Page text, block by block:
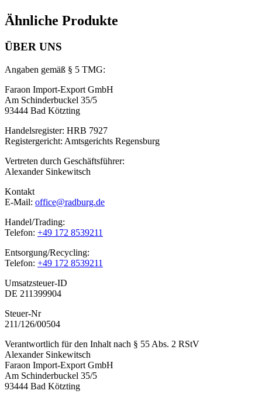
Ähnliche Produkte
ÜBER UNS
Angaben gemäß § 5 TMG:
Faraon Import-Export GmbH
Am Schinderbuckel 35/5
93444 Bad Kötzting
Handelsregister: HRB 7927
Registergericht: Amtsgerichts Regensburg
Vertreten durch Geschäftsführer:
Alexander Sinkewitsch
Kontakt
E-Mail: office@radburg.de
Handel/Trading:
Telefon: +49 172 8539211
Entsorgung/Recycling:
Telefon: +49 172 8539211
Umsatzsteuer-ID
DE 211399904
Steuer-Nr
211/126/00504
Verantwortlich für den Inhalt nach § 55 Abs. 2 RStV
Alexander Sinkewitsch
Faraon Import-Export GmbH
Am Schinderbuckel 35/5
93444 Bad Kötzting